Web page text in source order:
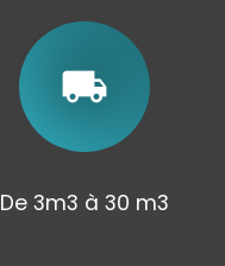
local_shipping
De 3m3 à 30 m3